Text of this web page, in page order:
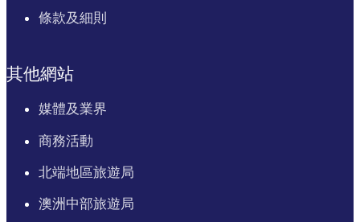
條款及細則
其他網站
媒體及業界
商務活動
北端地區旅遊局
澳洲中部旅遊局